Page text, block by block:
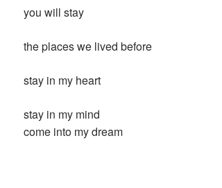
you will stay
the places we lived before
stay in my heart
stay in my mind
come into my dream